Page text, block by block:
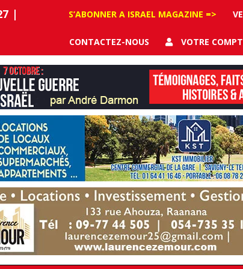
|
S’ABONNER A ISRAEL MAGAZINE =>
CONTACTEZ-NOUS VOTRE